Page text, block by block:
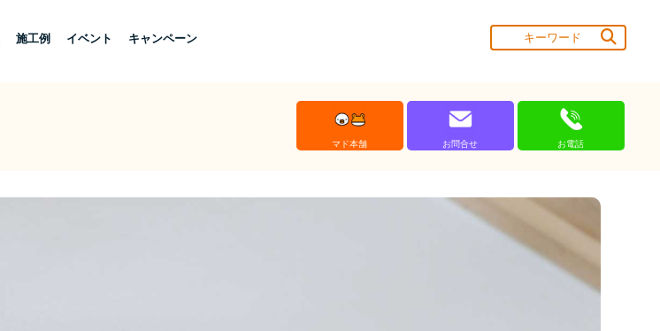
施工例 イベント キャンペーン
マド本舗 お問合せ お電話